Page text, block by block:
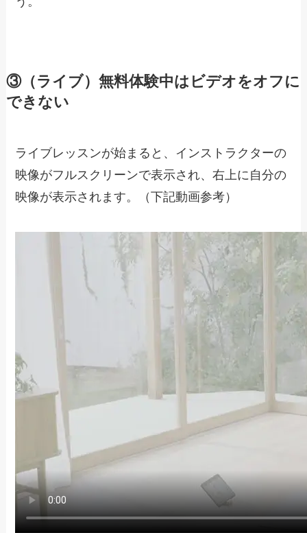
③（ライブ）無料体験中はビデオをオフに
できない
ライブレッスンが始まると、インストラクターの
映像がフルスクリーンで表示され、右上に自分の
映像が表示されます。（下記動画参考）